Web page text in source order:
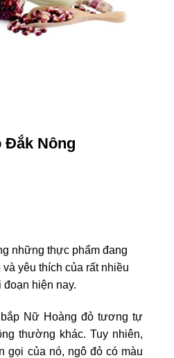
Đắk Nông
những thực phẩm đang
yêu thích của rất nhiều
hiện nay.
Nữ Hoàng đỏ tương tự
thường khác. Tuy nhiên,
gọi của nó, ngô đỏ có màu